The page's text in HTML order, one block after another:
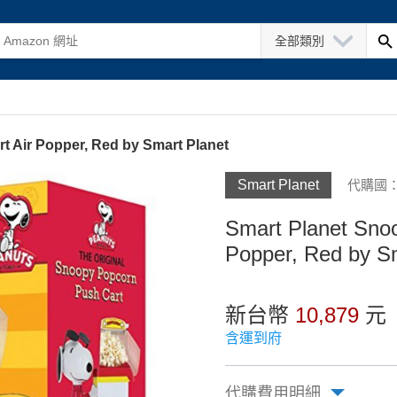
全部類別
Air Popper, Red by Smart Planet
Smart Planet 代購國
Smart Planet
Popper, Red by
新台幣 10,879 元
含運到府
代購費用明細